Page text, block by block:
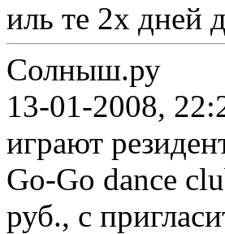
иль те 2х дней
Солныш.ру
13-01-2008,
играют
Go-Go dance
руб., с